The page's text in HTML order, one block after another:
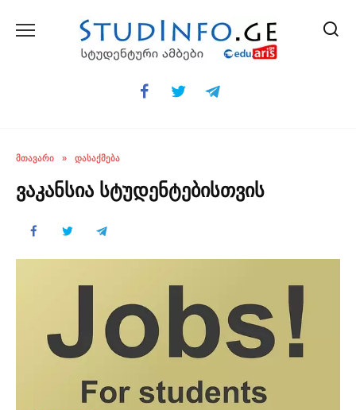
ᲛᲗᲐᲕᲐᲠᲘ » ᲓᲐᲡᲐᲥᲛᲔᲑᲐ
ვაკანსია სტუდენტებისთვის